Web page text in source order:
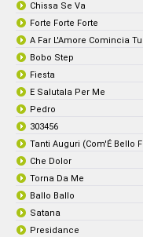
Chissa Se Va
Forte Forte Forte
A Far L'Amore Comincia Tu
Bobo Step
Fiesta
E Salutala Per Me
Pedro
303456
Tanti Auguri (Com'É Bello
Che Dolor
Torna Da Me
Ballo Ballo
Satana
Presidance